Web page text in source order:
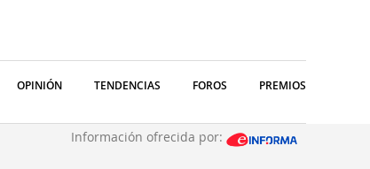
OPINIÓN TENDENCIAS FOROS PREMIOS
Información ofrecida por: